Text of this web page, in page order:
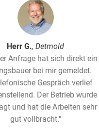
Herr G., Detmold
Anfrage hat sich direkt ein
bei mir gemeldet.
Gespräch verlief
Der Betrieb wurde
und hat die Arbeiten sehr
gut vollbracht."